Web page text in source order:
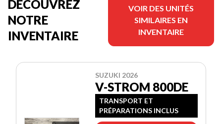
DÉCOUVREZ
NOTRE
INVENTAIRE
VOIR DES UNITÉS
SIMILAIRES EN
INVENTAIRE
SUZUKI 2026
V-STROM 800DE
TRANSPORT ET
PRÉPARATIONS INCLUS